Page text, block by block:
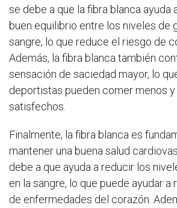
se debe a que la fibra blanca ayuda
buen equilibrio entre los niveles de
sangre, lo que reduce el riesgo de
Además, la fibra blanca también
sensación de saciedad mayor, lo
deportistas pueden comer menos y
satisfechos.
Finalmente, la fibra blanca es
mantener una buena salud
debe a que ayuda a reducir los
en la sangre, lo que puede ayudar a
de enfermedades del corazón.